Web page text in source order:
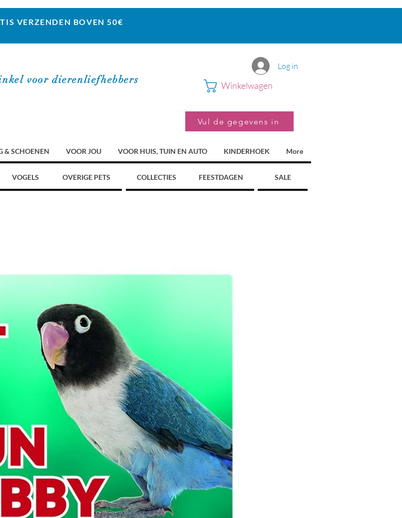
VERZENDEN BOVEN 50€
voor dierenliefhebbers
Log in
Winkelwagen
Vul de gegevens in
& SCHOENEN VOOR JOU VOOR HUIS, TUIN EN AUTO KINDERHOEK More
VOGELS OVERIGE PETS COLLECTIES FEESTDAGEN SALE